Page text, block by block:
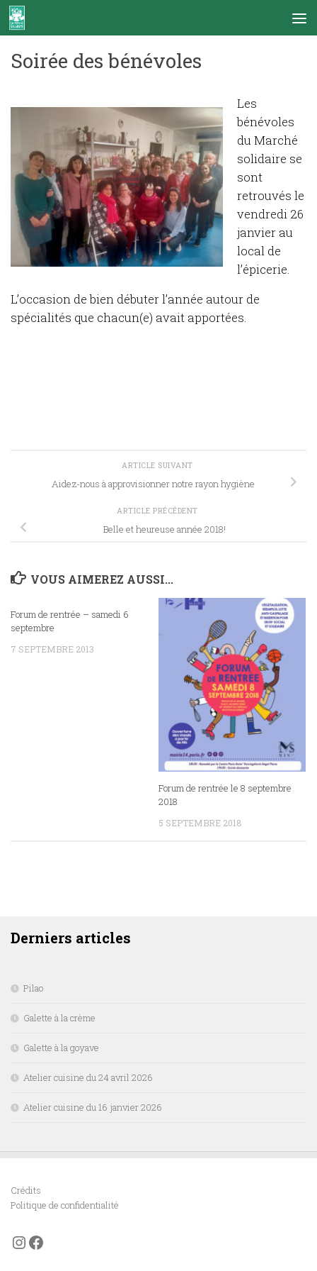
Skip to content
Soirée des bénévoles
Les
bénévoles
du Marché
solidaire se
sont
retrouvés le
vendredi 26
janvier au
local de
l’épicerie.
L’occasion de bien débuter l’année autour de
spécialités que chacun(e) avait apportées.
ARTICLE SUIVANT
Aidez-nous à approvisionner notre rayon hygiène
ARTICLE PRÉCÉDENT
Belle et heureuse année 2018!
VOUS AIMEREZ AUSSI...
Forum de rentrée – samedi 6
septembre
7 SEPTEMBRE 2013
Forum de rentrée le 8 septembre
2018
5 SEPTEMBRE 2018
Derniers articles
Pilao
Galette à la crème
Galette à la goyave
Atelier cuisine du 24 avril 2026
Atelier cuisine du 16 janvier 2026
Crédits
Politique de confidentialité
Instagram
Facebook